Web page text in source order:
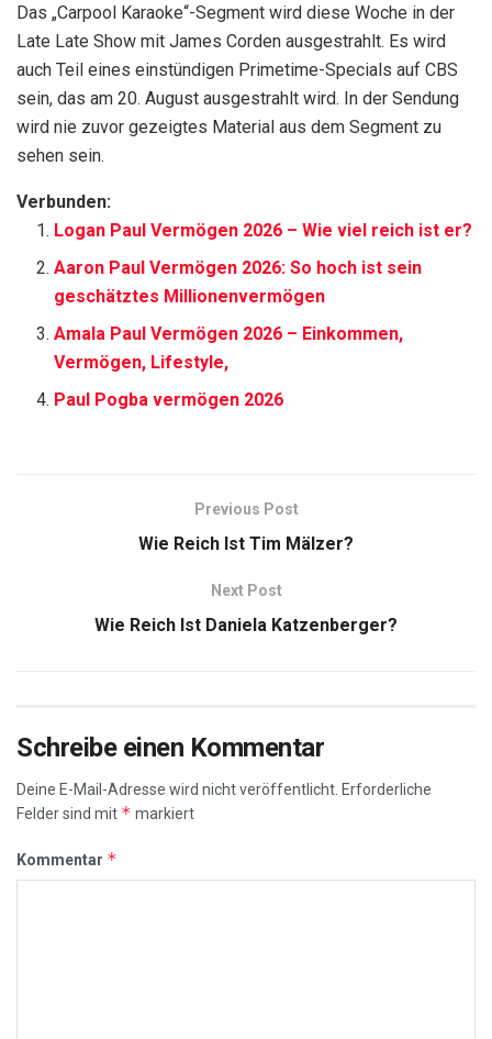
Das „Carpool Karaoke“-Segment wird diese Woche in der
Late Late Show mit James Corden ausgestrahlt. Es wird
auch Teil eines einstündigen Primetime-Specials auf CBS
sein, das am 20. August ausgestrahlt wird. In der Sendung
wird nie zuvor gezeigtes Material aus dem Segment zu
sehen sein.
Verbunden:
Logan Paul Vermögen 2026 – Wie viel reich ist er?
Aaron Paul Vermögen 2026: So hoch ist sein
geschätztes Millionenvermögen
Amala Paul Vermögen 2026 – Einkommen,
Vermögen, Lifestyle,
Paul Pogba vermögen 2026
Previous Post
Wie Reich Ist Tim Mälzer?
Next Post
Wie Reich Ist Daniela Katzenberger?
Schreibe einen Kommentar
Deine E-Mail-Adresse wird nicht veröffentlicht. Erforderliche
Felder sind mit * markiert
Kommentar *